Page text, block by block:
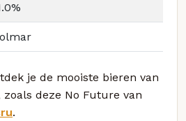
je de mooiste bieren van
deze No Future van
.